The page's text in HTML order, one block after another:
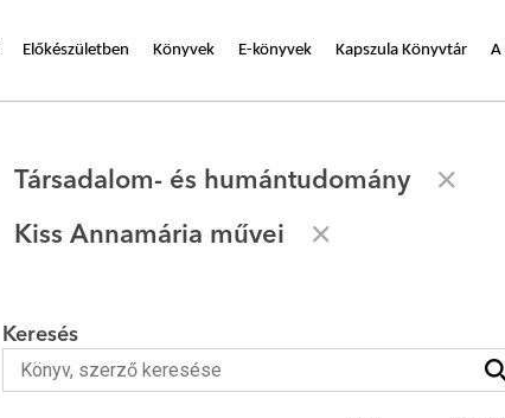
Előkészületben Könyvek E-könyvek Kapszula Könyvtár A
Társadalom- és humántudomány
Kiss Annamária művei
Keresés